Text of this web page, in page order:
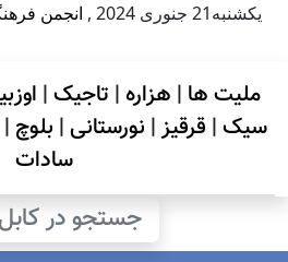
يكشنبه21 جنوری 2024 , انجمن
ملیت ها | هزاره| تاجیک|
سیک| قرقیز| نورستانی| بلوچ |
سادات
جستجو در